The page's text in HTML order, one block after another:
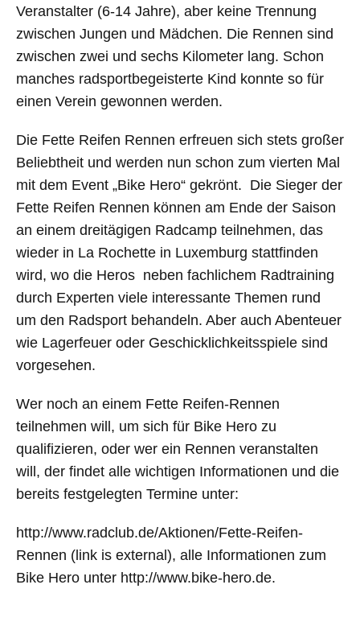
Veranstalter (6-14 Jahre), aber keine Trennung
zwischen Jungen und Mädchen. Die Rennen sind
zwischen zwei und sechs Kilometer lang. Schon
manches radsportbegeisterte Kind konnte so für
einen Verein gewonnen werden.
Die Fette Reifen Rennen erfreuen sich stets großer
Beliebtheit und werden nun schon zum vierten Mal
mit dem Event „Bike Hero“ gekrönt. Die Sieger der
Fette Reifen Rennen können am Ende der Saison
an einem dreitägigen Radcamp teilnehmen, das
wieder in La Rochette in Luxemburg stattfinden
wird, wo die Heros neben fachlichem Radtraining
durch Experten viele interessante Themen rund
um den Radsport behandeln. Aber auch Abenteuer
wie Lagerfeuer oder Geschicklichkeitsspiele sind
vorgesehen.
Wer noch an einem Fette Reifen-Rennen
teilnehmen will, um sich für Bike Hero zu
qualifizieren, oder wer ein Rennen veranstalten
will, der findet alle wichtigen Informationen und die
bereits festgelegten Termine unter:
http://www.radclub.de/Aktionen/Fette-Reifen-
Rennen (link is external), alle Informationen zum
Bike Hero unter http://www.bike-hero.de.